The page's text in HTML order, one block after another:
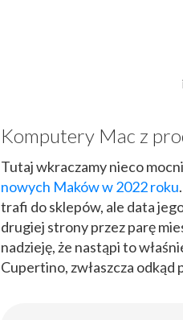
Komputery Mac z
Tutaj wkraczamy nieco
nowych Maków w 2022 roku
trafi do sklepów, ale data
drugiej strony przez parę
nadzieję, że nastąpi to
Cupertino, zwłaszcza